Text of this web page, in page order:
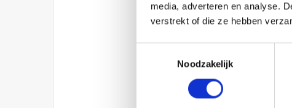
media, adverteren en analyse.
verstrekt of die ze hebben
Noodzakelijk